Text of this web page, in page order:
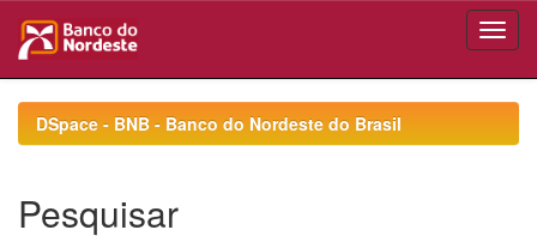
navigationDSpace - BNB - Banco do Nordeste do Brasil
Pesquisar